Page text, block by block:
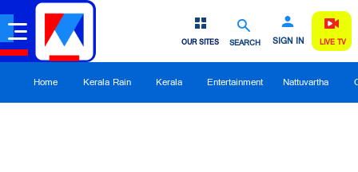
SEARCH SIGN IN
OUR SITES LIVE TV
Home Kerala Rain Kerala Entertainment Nattuvartha